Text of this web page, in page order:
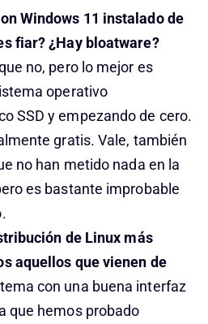
Windows 11 instalado de
fiar? ¿Hay bloatware?
no, pero lo mejor es
operativo
SSD y empezando de cero.
gratis. Vale, también
no han metido nada en la
es bastante improbable
de Linux más
aquellos que vienen de
con una buena interfaz
que hemos probado